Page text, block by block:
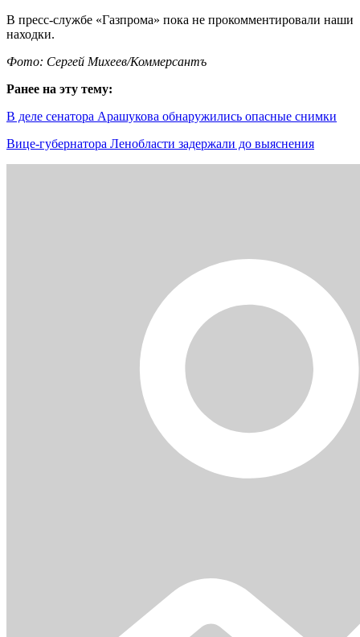
В пресс-службе «Газпрома» пока не прокомментировали наши
находки.
Фото: Сергей Михеев/Коммерсантъ
Ранее на эту тему:
В деле сенатора Арашукова обнаружились опасные снимки
Вице-губернатора Ленобласти задержали до выяснения